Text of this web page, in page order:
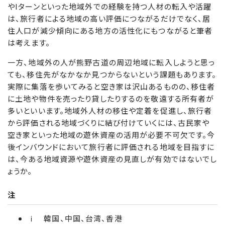
やIターンといった地域外での経験を持つ人材の転入や活躍
は、旅行者による地域の高い評価につながるだけでなく、居
住人口が減少傾向にある地方の活性化にもつながると筆者
は考えます。
一方、地域外の人が熊野古道の周辺地域に転入しようと思っ
ても、移住先がなかなか見つからないという課題もあります。
実際に集落を歩いてみると空き家は沢山あるものの、移住者
に土地や物件を売ったり貸したりするのを敬遠する所有者が
多いといいます。地域外人材の移住や定着を促進し、旅行者
から評価される地域づくりに結び付けていくには、古民家や
空き家といった地域の遊休資産の活用が必要不可欠です。今
後インバウンドにおいて旅行者に評価される地域を目指すに
は、今ある地域資源や遊休資産の見直しが有効ではないでし
ょうか。
注
ⅰ 韓国、中国、台湾、香港